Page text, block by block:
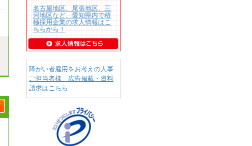
名古屋地区、尾張地区、三
河地区など、愛知県内で積
極採用企業の求人情報はこ
ちらから！
障がい者雇用をお考えの人事
ご担当者様 広告掲載・資料
請求はこちら